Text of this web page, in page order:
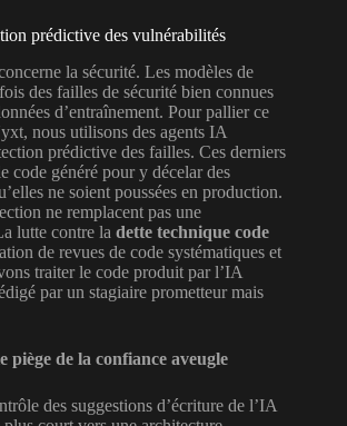
prédictive des vulnérabilités
la sécurité. Les modèles de
des failles de sécurité bien connues
d’entraînement. Pour pallier ce
nous utilisons des agents IA
prédictive des failles. Ces derniers
code généré pour y décelar des
ne soient poussées en production.
ne remplacent pas une
lutte contre la dette technique code
de revues de code systématiques et
traiter le code produit par l’IA
par un stagiaire prometteur mais
piège de la confiance aveugle
des suggestions d’écriture de l’IA